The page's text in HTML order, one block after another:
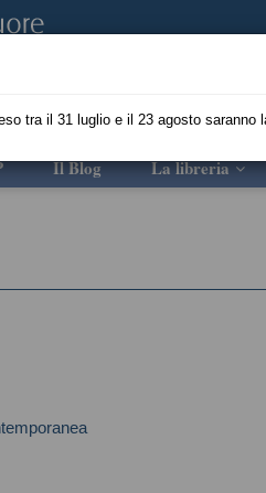
Il Blog La libreria
tra il 31 luglio e il 23 agosto saranno